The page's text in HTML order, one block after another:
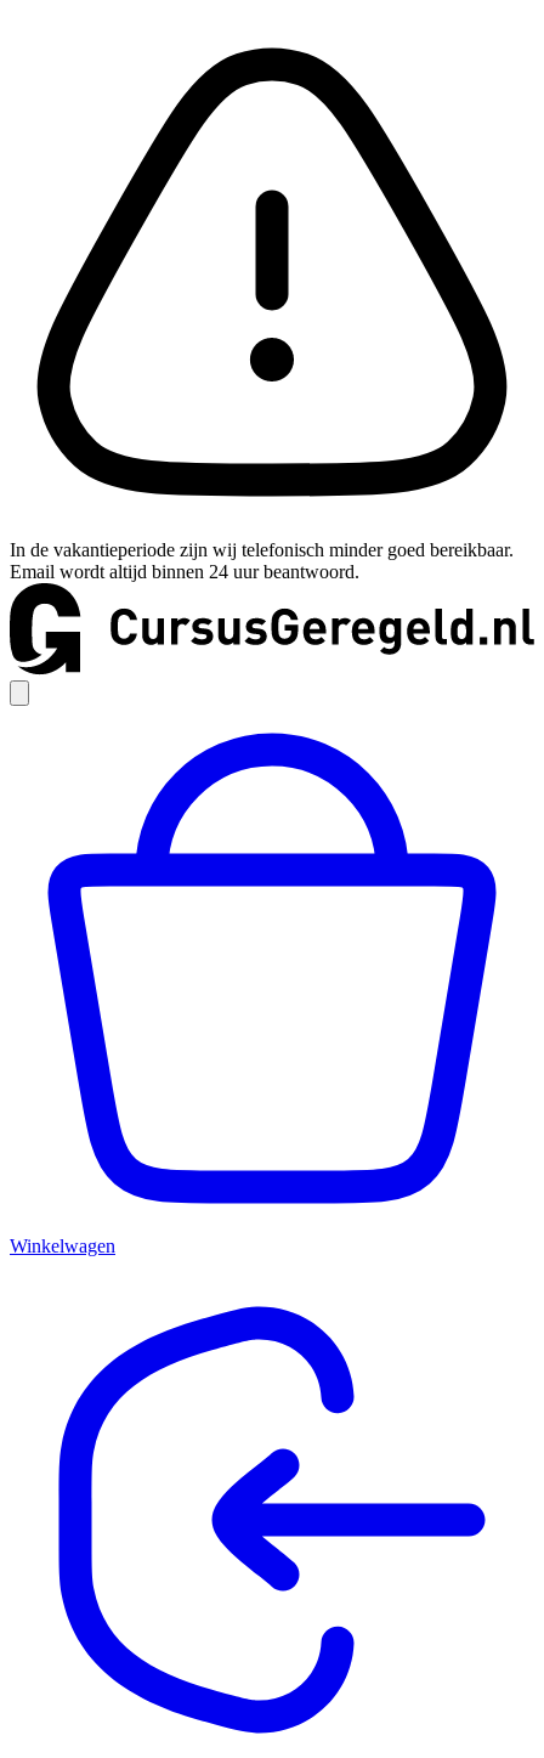
In de vakantieperiode zijn wij telefonisch minder goed bereikbaar.
Email wordt altijd binnen 24 uur beantwoord.
Winkelwagen